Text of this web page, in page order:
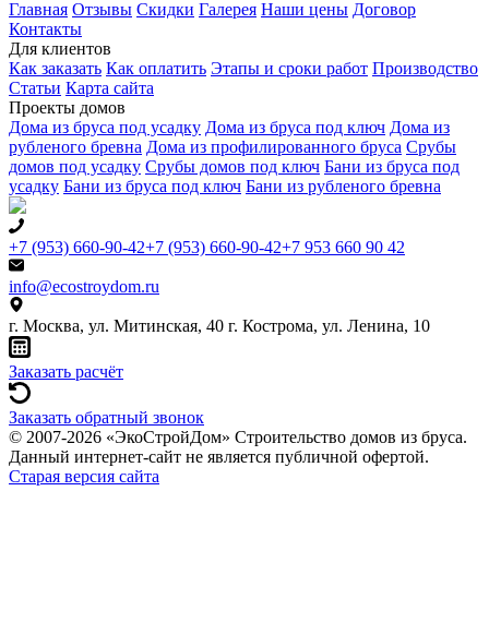
Главная Отзывы Скидки Галерея Наши цены Договор
Контакты
Для клиентов
Как заказать Как оплатить Этапы и сроки работ Производство
Статьи Карта сайта
Проекты домов
Дома из бруса под усадку Дома из бруса под ключ Дома из
рубленого бревна Дома из профилированного бруса Срубы
домов под усадку Срубы домов под ключ Бани из бруса под
усадку Бани из бруса под ключ Бани из рубленого бревна
+7 (953) 660-90-42+7 (953) 660-90-42+7 953 660 90 42
info@ecostroydom.ru
г. Москва, ул. Митинская, 40 г. Кострома, ул. Ленина, 10
Заказать расчёт
Заказать обратный звонок
© 2007-2026 «ЭкоСтройДом» Строительство домов из бруса.
Данный интернет-сайт не является публичной офертой.
Старая версия сайта